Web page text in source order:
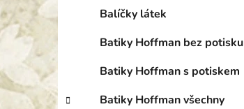
Balíčky látek
Batiky Hoffman bez potisku
Batiky Hoffman s potiskem
Batiky Hoffman všechny